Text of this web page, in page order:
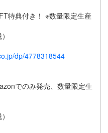
特典付き！ ※数量限定生産
dp/4778318544
でのみ発売、数量限定生